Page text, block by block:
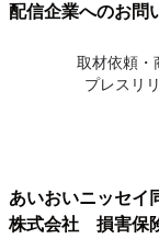
配信企業へのお問
取材依頼・
プレスリ
あいおいニッセ
株式会社 損害保